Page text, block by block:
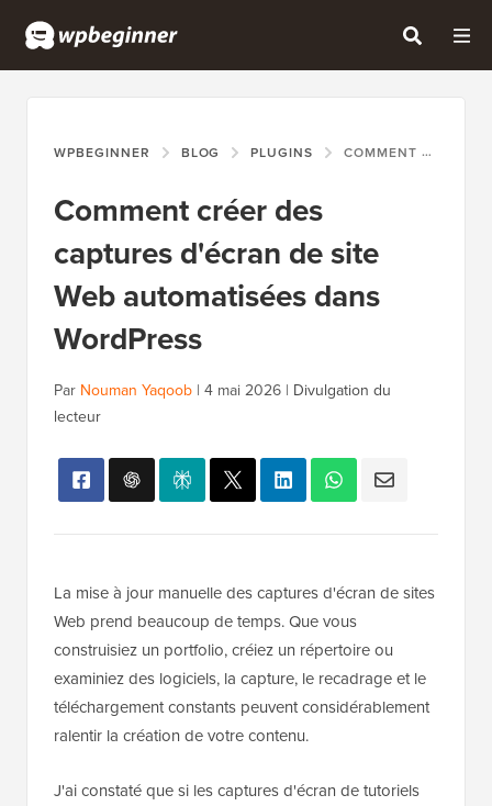
WPBEGINNER BLOG PLUGINS COMMENT CRÉER DES CAPTURES D'ÉCRAN DE SITE WEB AUTOMATISÉES DANS WORDPRESS
Comment créer des
captures d'écran de site
Web automatisées dans
WordPress
Par Nouman Yaqoob | 4 mai 2026 | Divulgation du
lecteur
La mise à jour manuelle des captures d'écran de sites
Web prend beaucoup de temps. Que vous
construisiez un portfolio, créiez un répertoire ou
examiniez des logiciels, la capture, le recadrage et le
téléchargement constants peuvent considérablement
ralentir la création de votre contenu.
J'ai constaté que si les captures d'écran de tutoriels